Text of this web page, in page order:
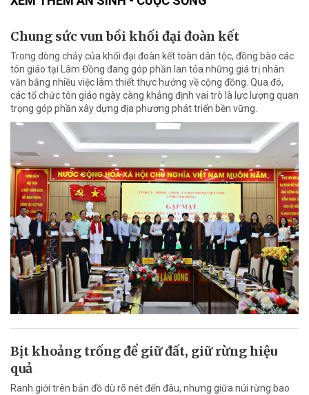
Chung sức vun bồi khối đại đoàn kết
Trong dòng chảy của khối đại đoàn kết toàn dân tộc, đồng bào các
tôn giáo tại Lâm Đồng đang góp phần lan tỏa những giá trị nhân
văn bằng nhiều việc làm thiết thực hướng về cộng đồng. Qua đó,
các tổ chức tôn giáo ngày càng khẳng định vai trò là lực lượng quan
trọng góp phần xây dựng địa phương phát triển bền vững.
Bịt khoảng trống để giữ đất, giữ rừng hiệu
quả
Ranh giới trên bản đồ dù rõ nét đến đâu, nhưng giữa núi rừng bao